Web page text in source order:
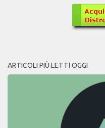
ARTICOLI PIÙ LETTI OGGI